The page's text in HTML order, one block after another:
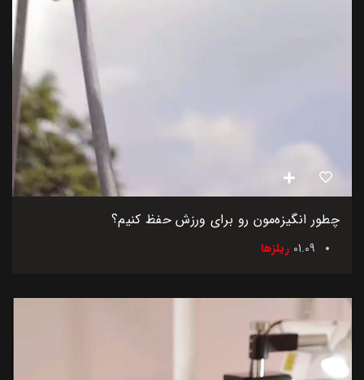
چطور انگیزه‌مون رو برای ورزش حفظ کنیم؟
01.09 ریلزها